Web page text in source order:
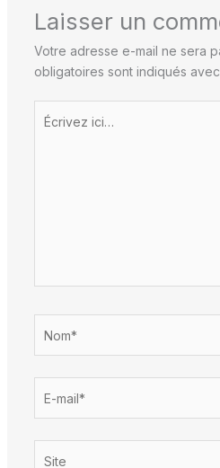
Laisser un
Votre adresse e-mail ne sera
obligatoires sont indiqués avec
Écrivez
ici…
mail*